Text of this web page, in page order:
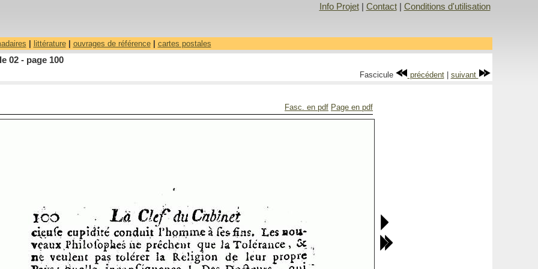
Info Projet| Contact| Conditions d'utilisation
littérature| ouvrages de référence| cartes postales
02 - page 100
Fascicule précédent| suivant
Fasc. en pdf Page en pdf